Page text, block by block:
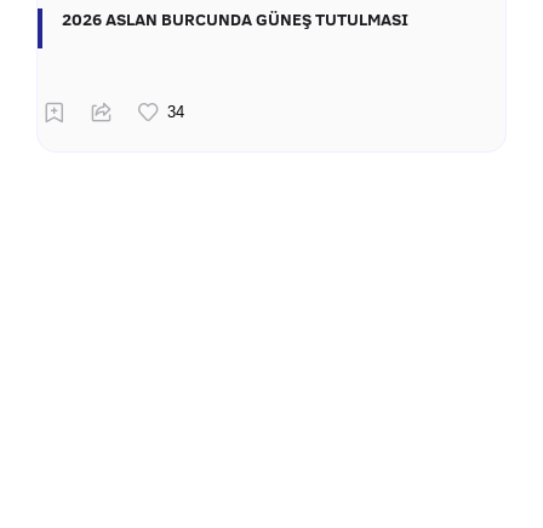
2026 ASLAN BURCUNDA GÜNEŞ TUTULMASI